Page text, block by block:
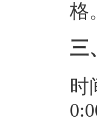
格
三
时